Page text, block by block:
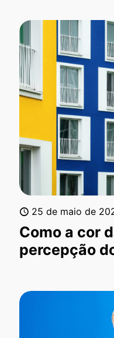
25 de maio de
Como a cor
percepção